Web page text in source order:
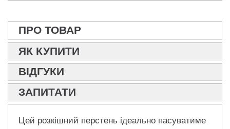
ПРО ТОВАР
ЯК КУПИТИ
ВІДГУКИ
ЗАПИТАТИ
Цей розкішний перстень ідеально пасуватиме